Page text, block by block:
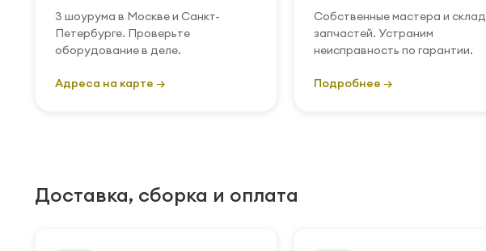
3 шоурума в Москве и Санкт-
Петербурге. Проверьте
оборудование в деле.
Адреса на карте →
Собственные мастера и склад
запчастей. Устраним
неисправность по гарантии.
Подробнее →
Доставка, сборка и оплата